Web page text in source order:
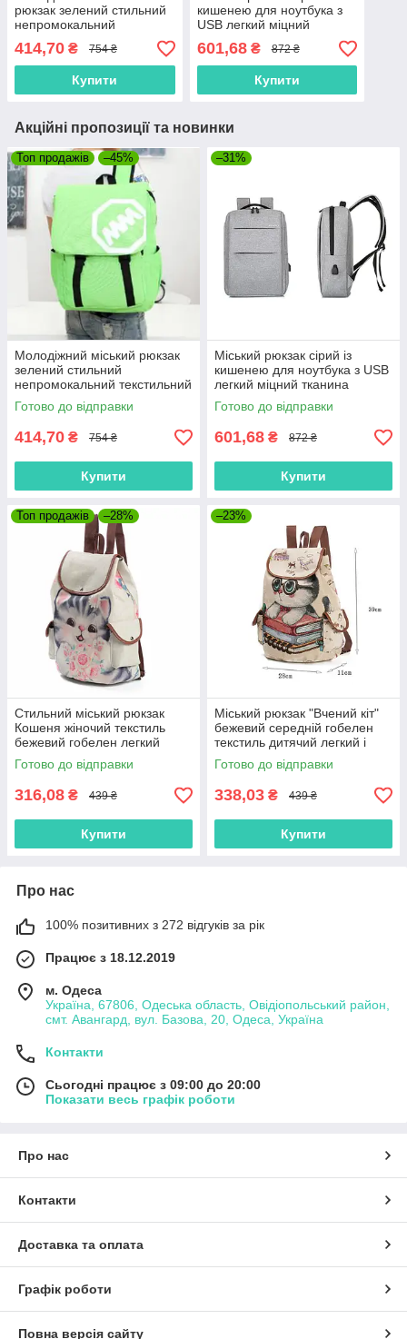
рюкзак зелений стильний
непромокальний
текстильний тканинний
легкий унісекс
414,70 ₴ 754 ₴
Купити
кишенею для ноутбука з
USB легкий міцний
тканина унісекс Minimalist
Urban
601,68₴ 872 ₴
Купити
Акційні пропозиції та новинки
Топ продажів –45%
Молодіжний міський рюкзак
зелений стильний
непромокальний текстильний
тканинний легкий унісекс
Готово до відправки
414,70 ₴ 754 ₴
Купити
–31%
Міський рюкзак сірий із
кишенею для ноутбука з USB
легкий міцний тканина
унісекс Minimalist Urban
Готово до відправки
601,68 ₴ 872 ₴
Купити
Топ продажів –28%
Стильний міський рюкзак
Кошеня жіночий текстиль
бежевий гобелен легкий
місткий
Готово до відправки
316,08 ₴ 439 ₴
Купити
–23%
Міський рюкзак "Вчений кіт"
бежевий середній гобелен
текстиль дитячий легкий і
місткий
Готово до відправки
338,03 ₴ 439 ₴
Купити
Про нас
100% позитивних з 272 відгуків за рік
Працює з 18.12.2019
м. Одеса
Україна, 67806, Одеська область, Овідіопольський район,
смт. Авангард, вул. Базова, 20, Одеса, Україна
Контакти
Сьогодні працює з 09:00 до 20:00
Показати весь графік роботи
Про нас
Контакти
Доставка та оплата
Графік роботи
Повна версія сайту